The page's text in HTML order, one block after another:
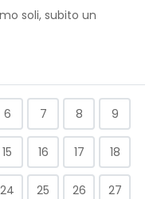
soli, subito un
6 7 8 9
15 16 17 18
24 25 26 27